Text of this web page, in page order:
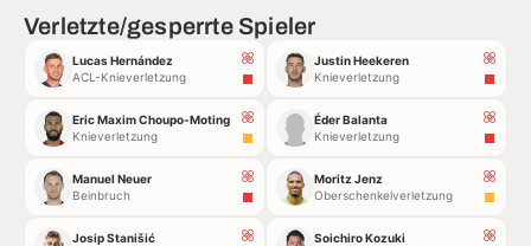
Verletzte/gesperrte Spieler
Lucas Hernández
ACL-Knieverletzung
Eric Maxim Choupo-Moting
Knieverletzung
Manuel Neuer
Beinbruch
Josip Stanišić
Justin Heekeren
Knieverletzung
Éder Balanta
Knieverletzung
Moritz Jenz
Oberschenkelverletzung
Soichiro Kozuki